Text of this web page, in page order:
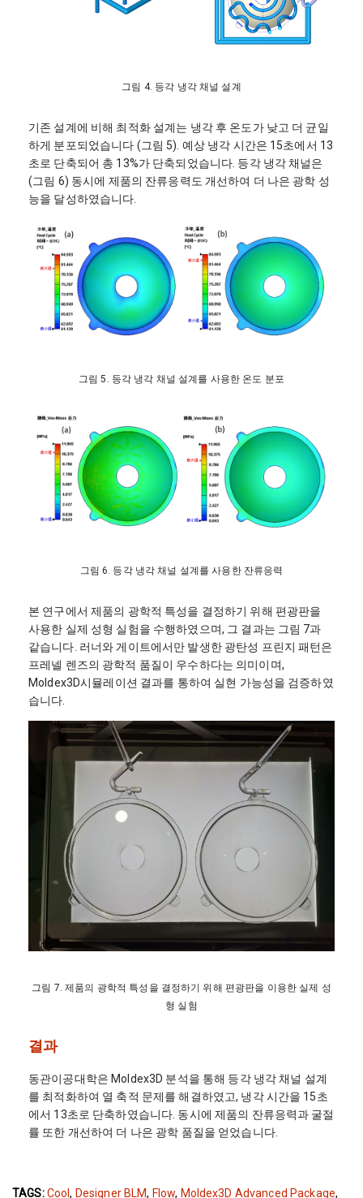
그림 4. 등각 냉각 채널 설계
기존 설계에 비해 최적화 설계는 냉각 후 온도가 낮고 더 균일
하게 분포되었습니다 (그림 5). 예상 냉각 시간은 15초에서 13
초로 단축되어 총 13%가 단축되었습니다. 등각 냉각 채널은
(그림 6) 동시에 제품의 잔류응력도 개선하여 더 나은 광학 성
능을 달성하였습니다.
그림 5. 등각 냉각 채널 설계를 사용한 온도 분포
그림 6. 등각 냉각 채널 설계를 사용한 잔류응력
본 연구에서 제품의 광학적 특성을 결정하기 위해 편광판을
사용한 실제 성형 실험을 수행하였으며, 그 결과는 그림 7과
같습니다. 러너와 게이트에서만 발생한 광탄성 프린지 패턴은
프레넬 렌즈의 광학적 품질이 우수하다는 의미이며,
Moldex3D시뮬레이션 결과를 통하여 실현 가능성을 검증하였
습니다.
그림 7. 제품의 광학적 특성을 결정하기 위해 편광판을 이용한 실제 성
형 실험
결과
동관이공대학은 Moldex3D 분석을 통해 등각 냉각 채널 설계
를 최적화하여 열 축적 문제를 해결하였고, 냉각 시간을 15초
에서 13초로 단축하였습니다. 동시에 제품의 잔류응력과 굴절
률 또한 개선하여 더 나은 광학 품질을 얻었습니다.
TAGS:Cool, Designer BLM, Flow, Moldex3D Advanced Package,